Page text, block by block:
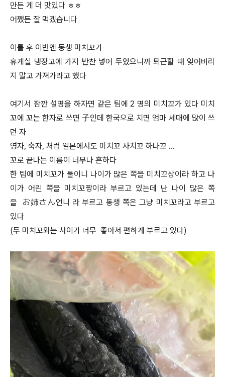
만든 게 더 맛있다 ㅎㅎ
어쨌든 잘 먹겠습니다
이틀 후 이번엔 동생 미치꼬가
휴게실 냉장고에 가지 반찬 넣어 두었으니까 퇴근할 때 잊어버리
지 말고 가져가라고 했다
여기서 잠깐 설명을 하자면 같은 팀에 2 명의 미치꼬가 있다 미치
꼬에 꼬는 한자로 쓰면 子인데 한국으로 치면 엄마 세대에 많이 쓰
던 자
영자, 숙자, 처럼 일본에서도 미치꼬 사치꼬 하나꼬 …
꼬로 끝나는 이름이 너무나 흔하다
한 팀에 미치꼬가 둘이니 나이가 많은 쪽을 미치꼬상이라 하고 나
이가 어린 쪽을 미치꼬짱이라 부르고 있는데 난 나이 많은 쪽
을 お姉さん언니 라 부르고 동생 쪽은 그냥 미치꼬라고 부르고
있다
(두 미치꼬와는 사이가 너무 좋아서 편하게 부르고 있다)